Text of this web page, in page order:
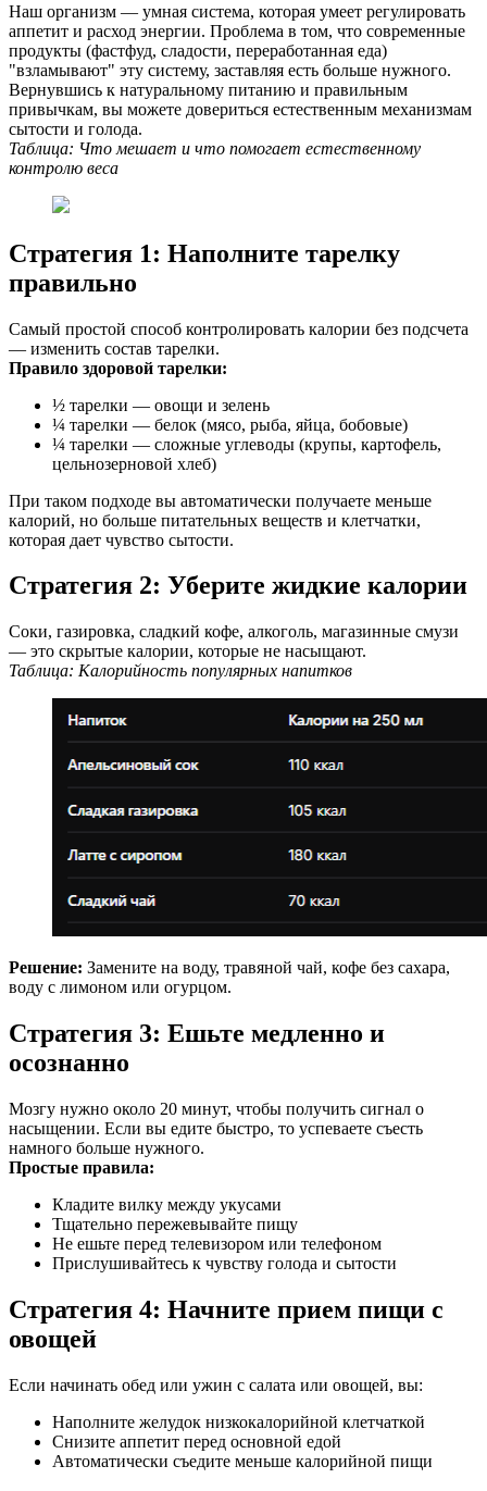
Наш организм — умная система, которая умеет регулировать
аппетит и расход энергии. Проблема в том, что современные
продукты (фастфуд, сладости, переработанная еда)
"взламывают" эту систему, заставляя есть больше нужного.
Вернувшись к натуральному питанию и правильным
привычкам, вы можете довериться естественным механизмам
сытости и голода.
Таблица: Что мешает и что помогает естественному
контролю веса
Стратегия 1: Наполните тарелку
правильно
Самый простой способ контролировать калории без подсчета
— изменить состав тарелки.
Правило здоровой тарелки:
½ тарелки — овощи и зелень
¼ тарелки — белок (мясо, рыба, яйца, бобовые)
¼ тарелки — сложные углеводы (крупы, картофель,
цельнозерновой хлеб)
При таком подходе вы автоматически получаете меньше
калорий, но больше питательных веществ и клетчатки,
которая дает чувство сытости.
Стратегия 2: Уберите жидкие калории
Соки, газировка, сладкий кофе, алкоголь, магазинные смузи
— это скрытые калории, которые не насыщают.
Таблица: Калорийность популярных напитков
Решение: Замените на воду, травяной чай, кофе без сахара,
воду с лимоном или огурцом.
Стратегия 3: Ешьте медленно и
осознанно
Мозгу нужно около 20 минут, чтобы получить сигнал о
насыщении. Если вы едите быстро, то успеваете съесть
намного больше нужного.
Простые правила:
Кладите вилку между укусами
Тщательно пережевывайте пищу
Не ешьте перед телевизором или телефоном
Прислушивайтесь к чувству голода и сытости
Стратегия 4: Начните прием пищи с
овощей
Если начинать обед или ужин с салата или овощей, вы:
Наполните желудок низкокалорийной клетчаткой
Снизите аппетит перед основной едой
Автоматически съедите меньше калорийной пищи